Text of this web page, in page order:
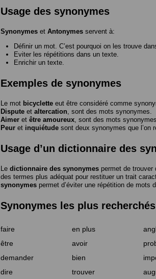
Usage des synonymes
Synonymes et Antonymes servent à:
Définir un mot. C’est pourquoi on les trouve
Eviter les répétitions dans un texte.
Enrichir un texte.
Exemples de synonymes
Le mot bicyclette eut être considéré comme
Dispute et altercation , sont des mots synonymes.
Aimer et être amoureux , sont des mots synonymes.
Peur et inquiétude sont deux synonymes que l’on
Usage d’un dictionnaire des
Le dictionnaire des synonymes permet de
des termes plus adéquat pour restituer un trait
synonymes permet d’éviter une répétition de mots
Synonymes les plus recherchés
faire en plus
être
avoir
demander
bien
dire
trouver